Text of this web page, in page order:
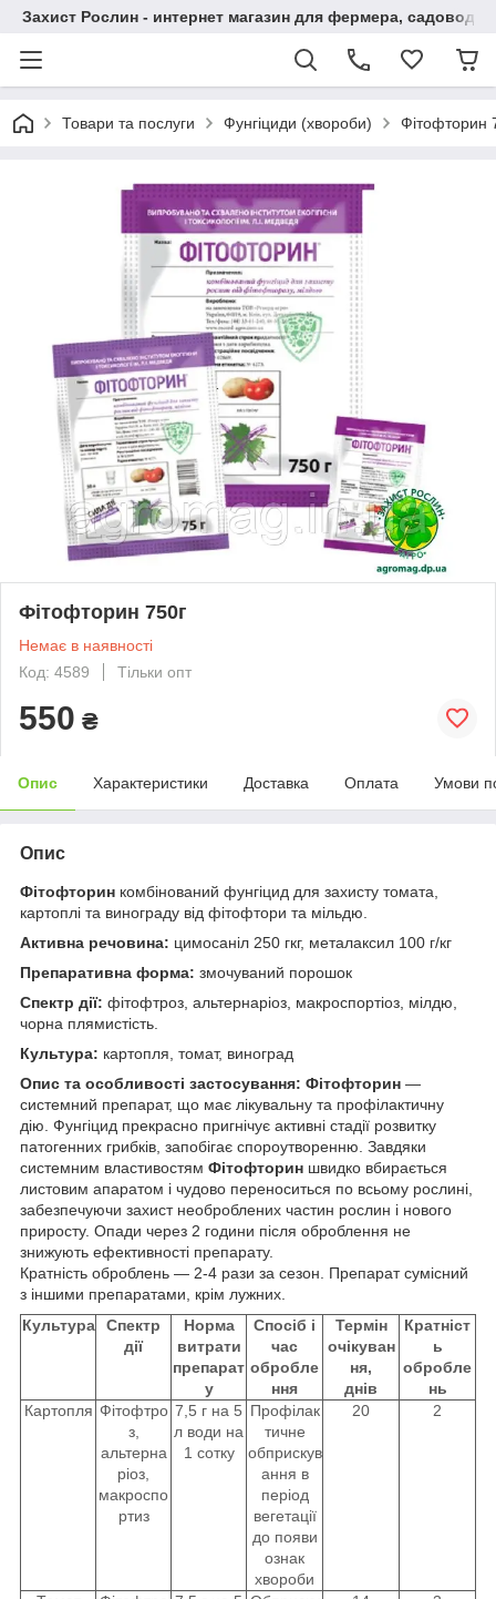
Захист Рослин - интернет магазин для фермера,
Товари та послуги Фунгіциди (хвороби) Фітофторин
Фітофторин 750г
Немає в наявності
Код: 4589
Тільки опт
550 ₴
Опис Характеристики Доставка Оплата Умови
Опис
Фітофторин комбінований фунгіцид для захисту томата,
картоплі та винограду від фітофтори та мільдю.
Активна речовина: цимосаніл 250 гкг, металаксил 100 г/кг
Препаративна форма: змочуваний порошок
Спектр дії: фітофтроз, альтернаріоз, макроспортіоз, мілдю,
чорна плямистість.
Культура: картопля, томат, виноград
Опис та особливості застосування: Фітофторин —
системний препарат, що має лікувальну та профілактичну
дію. Фунгіцид прекрасно пригнічує активні стадії розвитку
патогенних грибків, запобігає спороутворенню. Завдяки
системним властивостям Фітофторин швидко вбирається
листовим апаратом і чудово переноситься по всьому рослині,
забезпечуючи захист необроблених частин рослин і нового
приросту. Опади через 2 години після оброблення не
знижують ефективності препарату.
Кратність оброблень — 2-4 рази за сезон. Препарат сумісний
з іншими препаратами, крім лужних.
Культура
Спектр
дії
Норма
витрати
препарат
у
Спосіб і
час
обробле
ння
Термін
очікуван
ня,
днів
Кратніст
ь
обробле
нь
Картопля Фітофтро
з,
альтерна
ріоз,
макроспо
ртиз
7,5 г на 5
л води на
1 сотку
Профілак
тичне
обприскув
ання в
період
вегетації
до появи
ознак
хвороби
20 2